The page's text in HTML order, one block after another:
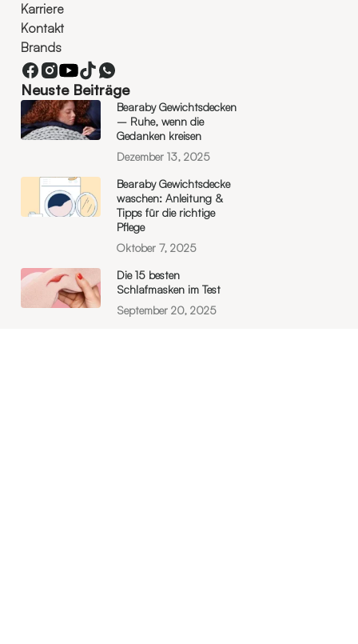
Karriere
Kontakt
Brands
Neuste Beiträge
Bearaby Gewichtsdecken
– Ruhe, wenn die
Gedanken kreisen
Dezember 13, 2025
Bearaby Gewichtsdecke
waschen: Anleitung &
Tipps für die richtige
Pflege
Oktober 7, 2025
Die 15 besten
Schlafmasken im Test
September 20, 2025